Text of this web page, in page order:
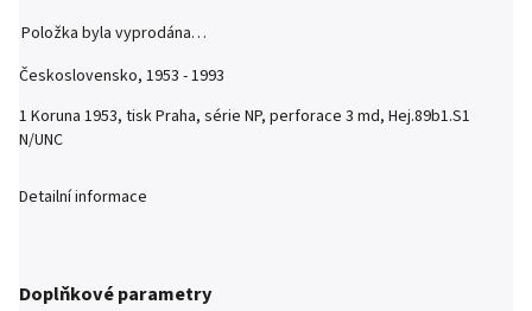
Položka byla vyprodána…
Československo, 1953 - 1993
1 Koruna 1953, tisk Praha, série NP, perforace 3 md, Hej.89b1.S1
N/UNC
Detailní informace
Doplňkové parametry